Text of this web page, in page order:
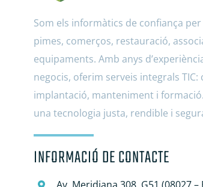
Som els informàtics de confiança
pimes, comerços, restauració,
equipaments. Amb anys
negocis, oferim serveis integrals
implantació, manteniment i
una tecnologia justa, rendible i
INFORMACIÓ DE CONTACTE